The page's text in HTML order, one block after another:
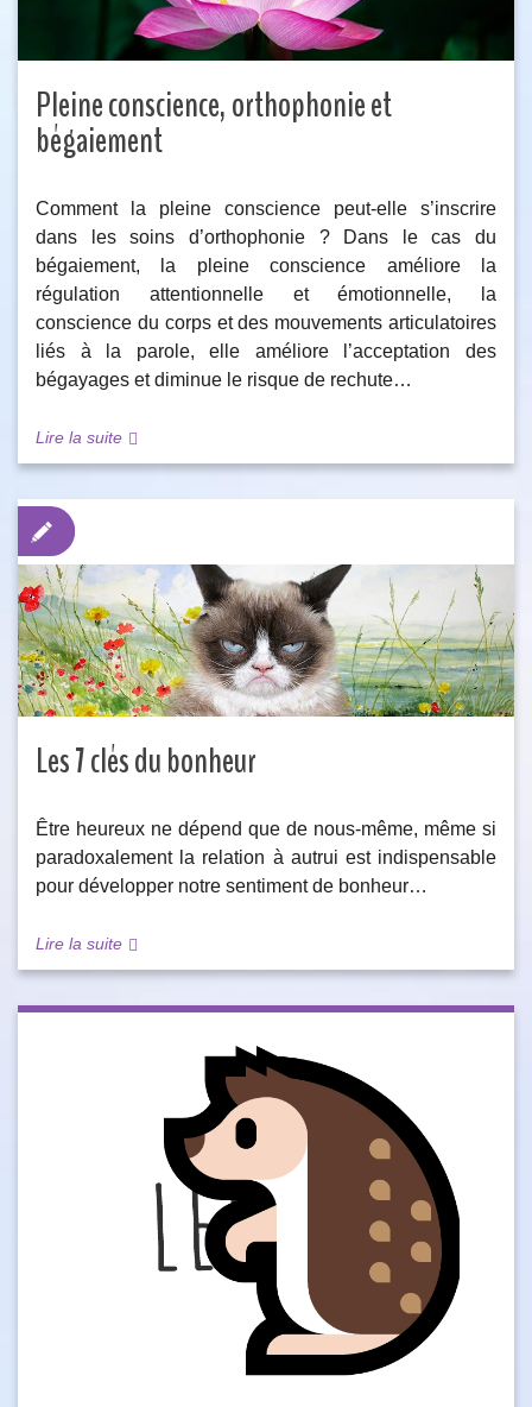
Pleine conscience, orthophonie et
bégaiement
Comment la pleine conscience peut-elle s’inscrire
dans les soins d’orthophonie ? Dans le cas du
bégaiement, la pleine conscience améliore la
régulation attentionnelle et émotionnelle, la
conscience du corps et des mouvements articulatoires
liés à la parole, elle améliore l’acceptation des
bégayages et diminue le risque de rechute…
Lire la suite
Les 7 clés du bonheur
Être heureux ne dépend que de nous-même, même si
paradoxalement la relation à autrui est indispensable
pour développer notre sentiment de bonheur…
Lire la suite